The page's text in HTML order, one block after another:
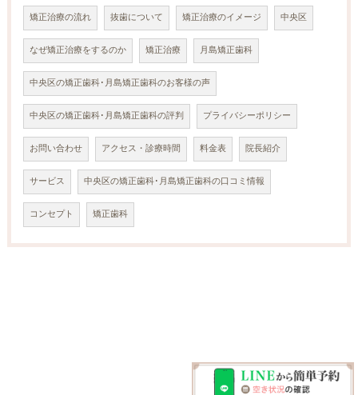
矯正治療の流れ 抜歯について 矯正治療のイメージ 中央区
なぜ矯正治療をするのか 矯正治療 月島矯正歯科
中央区の矯正歯科･月島矯正歯科のお客様の声
中央区の矯正歯科･月島矯正歯科の評判 プライバシーポリシー
お問い合わせ アクセス・診療時間 料金表 院長紹介
サービス 中央区の矯正歯科･月島矯正歯科の口コミ情報
コンセプト 矯正歯科